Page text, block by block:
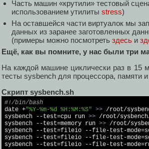
Часть машин «крутили» тестовый
использованием утилиты stress)
На оставшейся части виртуалок мы
данных из заранее заготовленных
(примеры можно посмотреть здесь и
Ещё, как вы помните, у нас были три
На каждой машине циклически раз в 15
тесты sysbench для процессора, памяти и
Cкрипт sysbench.sh
#!/bin/bash
date +"%Y-%m-%d %H:%M:%S" >> /root/
sysbench --test=cpu run >> /root/
sysbench --test=memory run >> /root/
sysbench --test=fileio --file-test-
sysbench --test=fileio --file-test-
sysbench --test=fileio --file-test-